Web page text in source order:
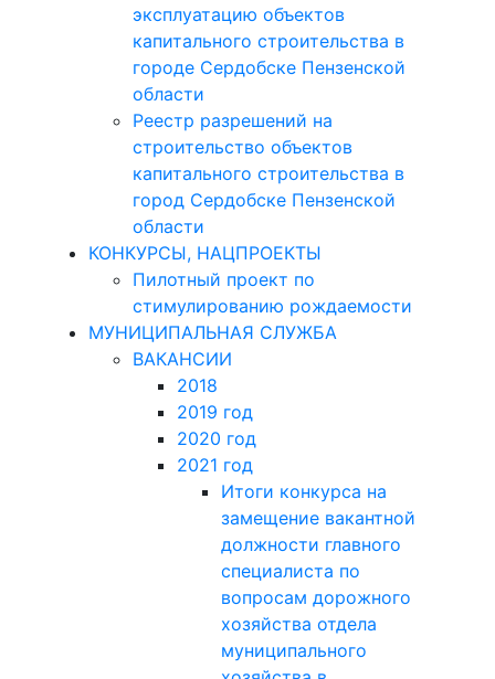
эксплуатацию объектов
капитального строительства в
городе Сердобске Пензенской
области
Реестр разрешений на
строительство объектов
капитального строительства в
город Сердобске Пензенской
области
КОНКУРСЫ, НАЦПРОЕКТЫ
Пилотный проект по
стимулированию рождаемости
МУНИЦИПАЛЬНАЯ СЛУЖБА
ВАКАНСИИ
2018
2019 год
2020 год
2021 год
Итоги конкурса на
замещение вакантной
должности главного
специалиста по
вопросам дорожного
хозяйства отдела
муниципального